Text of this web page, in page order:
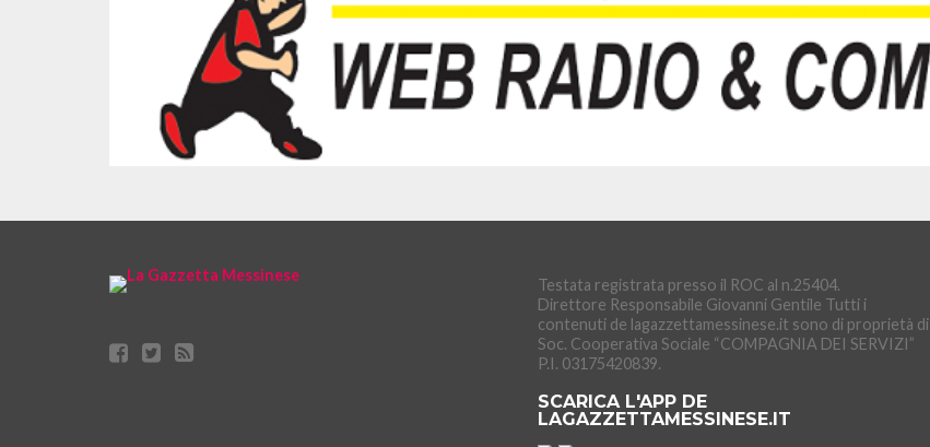
Testata registrata presso il ROC al n.25404.
Direttore Responsabile Giovanni Gentile Tutti i
contenuti de lagazzettamessinese.it sono di proprietà di
Soc. Cooperativa Sociale “COMPAGNIA DEI SERVIZI”
P.I. 03175420839.
SCARICA L'APP DE
LAGAZZETTAMESSINESE.IT